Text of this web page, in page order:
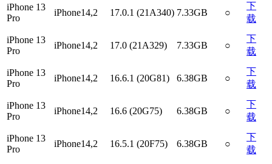
iPhone 13
Pro
iPhone14,2 17.0.1 (21A340) 7.33GB ○
下
载
iPhone 13
Pro
iPhone14,2 17.0 (21A329) 7.33GB ○
下
载
iPhone 13
Pro
iPhone14,2 16.6.1 (20G81) 6.38GB ○
下
载
iPhone 13
Pro
iPhone14,2 16.6 (20G75) 6.38GB ○
下
载
iPhone 13
Pro
iPhone14,2 16.5.1 (20F75) 6.38GB ○
下
载